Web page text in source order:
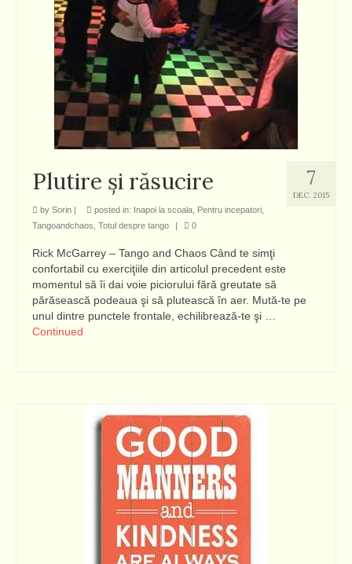
7
DEC. 2015
Plutire şi răsucire
by Sorin | posted in: Inapoi la scoala Pentru incepatori
Tangoandchaos Totul despre tango | 0
Rick McGarrey – Tango and Chaos Când te simţi
confortabil cu exerciţiile din articolul precedent este
momentul să îi dai voie piciorului fără greutate să
părăsească podeaua şi să plutească în aer. Mută-te pe
unul dintre punctele frontale, echilibrează-te şi …
Continued